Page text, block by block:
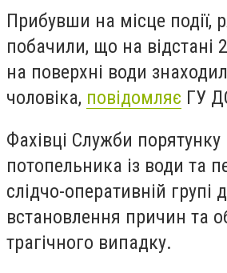
Прибувши на місце події,
побачили, що на відстані
на поверхні води
чоловіка, повідомляє ГУ
Фахівці Служби порятунку
потопельника із води та
слідчо-оперативній групі
встановлення причин та
трагічного випадку.